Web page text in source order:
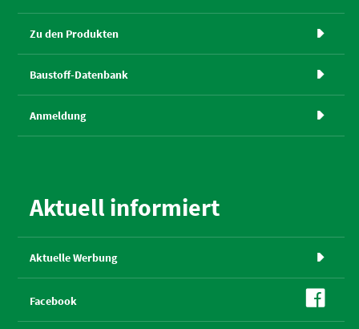
Zu den Produkten 
Baustoff-Datenbank 
Anmeldung 
Aktuell informiert
Aktuelle Werbung 
Facebook 